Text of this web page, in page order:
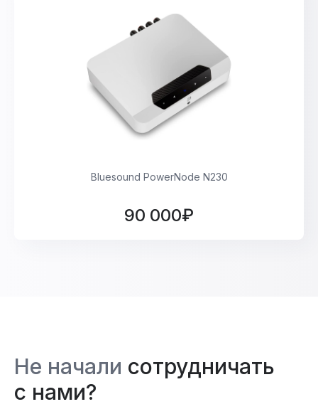
Bluesound PowerNode N230
90 000₽
Не начали сотрудничать
с нами?